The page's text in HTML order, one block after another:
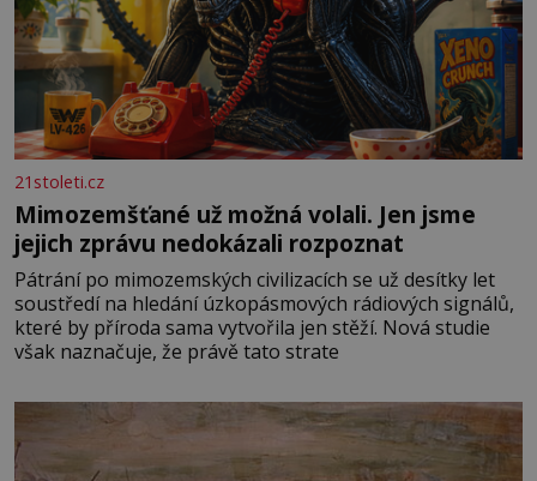
21stoleti.cz
Mimozemšťané už možná volali. Jen jsme
jejich zprávu nedokázali rozpoznat
Pátrání po mimozemských civilizacích se už desítky let
soustředí na hledání úzkopásmových rádiových signálů,
které by příroda sama vytvořila jen stěží. Nová studie
však naznačuje, že právě tato strate